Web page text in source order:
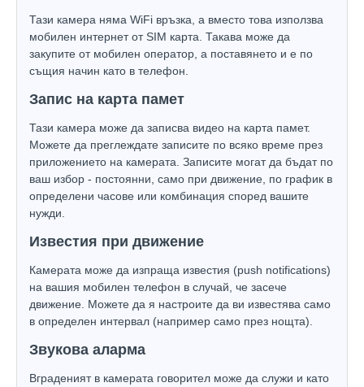
Тази камера няма WiFi връзка, а вместо това използва
мобилен интернет от SIM карта. Такава може да
закупите от мобилен оператор, а поставянето и е по
същия начин като в телефон.
Запис на карта памет
Тази камера може да записва видео на карта памет.
Можете да преглеждате записите по всяко време през
приложението на камерата. Записите могат да бъдат по
ваш избор - постоянни, само при движение, по график в
определени часове или комбинация според вашите
нужди.
Известия при движение
Камерата може да изпраща известия (push notifications)
на вашия мобилен телефон в случай, че засече
движение. Можете да я настроите да ви известява само
в определен интервал (например само през нощта).
Звукова аларма
Вграденият в камерата говорител може да служи и като